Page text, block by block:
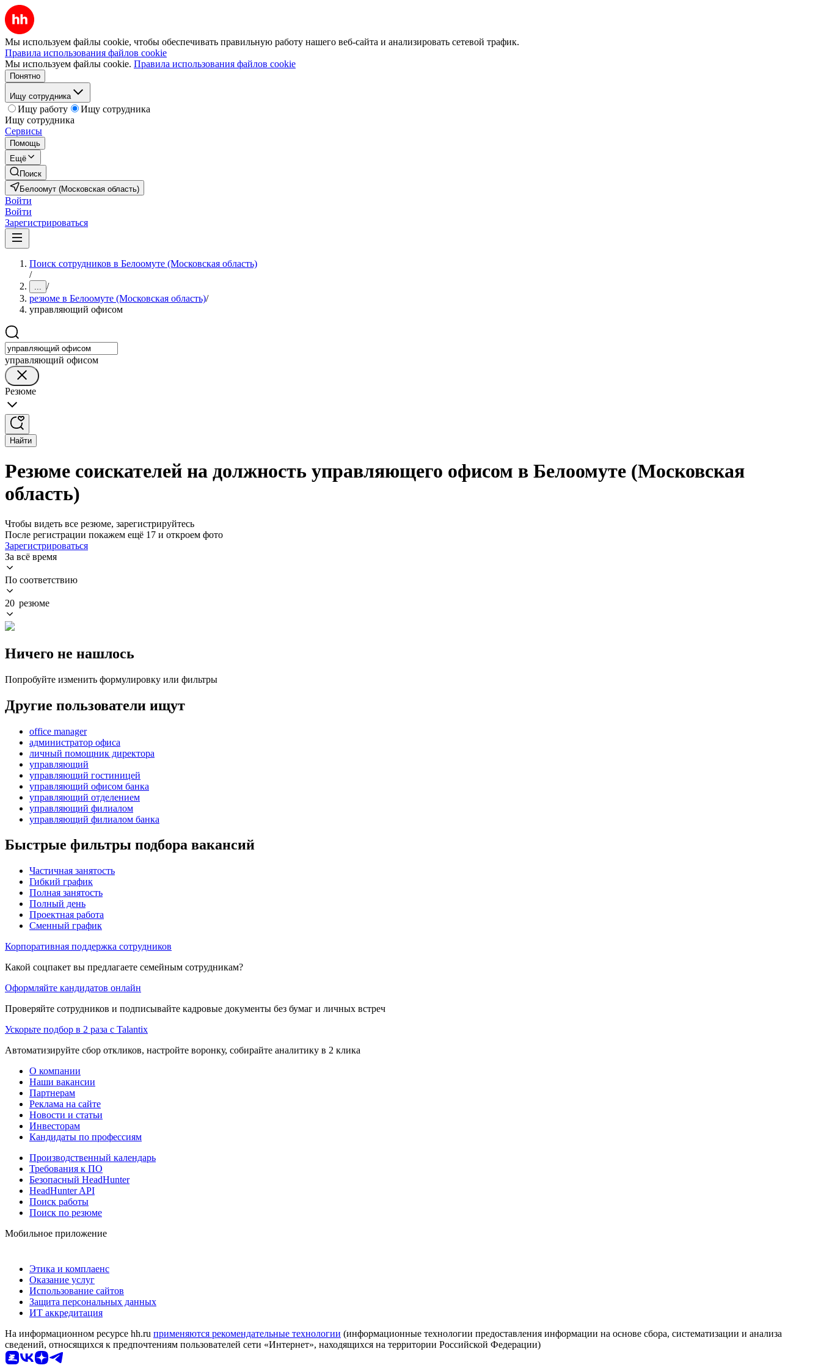
Мы используем файлы cookie, чтобы обеспечивать правильную работу нашего веб-сайта и анализировать сетевой трафик.
Правила использования файлов cookie
Мы используем файлы cookie. Правила использования файлов cookie
Понятно
Ищу сотрудника
Ищу работу
Ищу сотрудника
Ищу сотрудника
Сервисы
Помощь
Ещё
Поиск
Белоомут (Московская область)
Войти
Войти
Зарегистрироваться
Поиск сотрудников в Белоомуте (Московская область)
/
... /
резюме в Белоомуте (Московская область)/
управляющий офисом
управляющий офисом
Резюме
Найти
Резюме соискателей на должность управляющего офисом в Белоомуте (Московская
область)
Чтобы видеть все резюме, зарегистрируйтесь
После регистрации покажем ещё 17 и откроем фото
Зарегистрироваться
За всё время
По соответствию
20 резюме
Ничего не нашлось
Попробуйте изменить формулировку или фильтры
Другие пользователи ищут
office manager
администратор офиса
личный помощник директора
управляющий
управляющий гостиницей
управляющий офисом банка
управляющий отделением
управляющий филиалом
управляющий филиалом банка
Быстрые фильтры подбора вакансий
Частичная занятость
Гибкий график
Полная занятость
Полный день
Проектная работа
Сменный график
Корпоративная поддержка сотрудников
Какой соцпакет вы предлагаете семейным сотрудникам?
Оформляйте кандидатов онлайн
Проверяйте сотрудников и подписывайте кадровые документы без бумаг и личных встреч
Ускорьте подбор в 2 раза с Talantix
Автоматизируйте сбор откликов, настройте воронку, собирайте аналитику в 2 клика
О компании
Наши вакансии
Партнерам
Реклама на сайте
Новости и статьи
Инвесторам
Кандидаты по профессиям
Производственный календарь
Требования к ПО
Безопасный HeadHunter
HeadHunter API
Поиск работы
Поиск по резюме
Мобильное приложение
Этика и комплаенс
Оказание услуг
Использование сайтов
Защита персональных данных
ИТ аккредитация
На информационном ресурсе hh.ru применяются рекомендательные технологии (информационные технологии предоставления информации на основе сбора, систематизации и анализа
сведений, относящихся к предпочтениям пользователей сети «Интернет», находящихся на территории Российской Федерации)